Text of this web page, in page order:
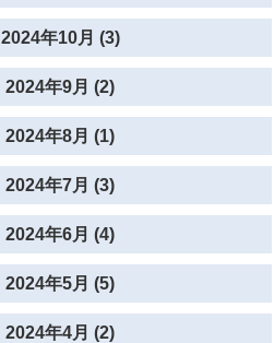
2024年10月 (3)
2024年9月 (2)
2024年8月 (1)
2024年7月 (3)
2024年6月 (4)
2024年5月 (5)
2024年4月 (2)